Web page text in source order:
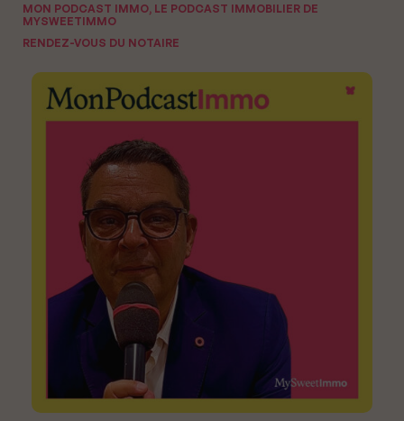
MON PODCAST IMMO, LE PODCAST IMMOBILIER DE
MYSWEETIMMO
RENDEZ-VOUS DU NOTAIRE